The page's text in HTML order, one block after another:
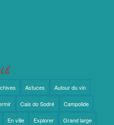
Astuces Autour du vin
Cais do Sodré Campolide
En ville Explorer Grand large